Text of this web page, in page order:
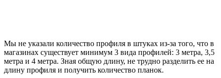
Мы не указали количество профиля в штуках из-за того, что в
магазинах существует минимум 3 вида профилей: 3 метра, 3,5
метра и 4 метра. Зная общую длину, не трудно разделить ее на
длину профиля и получить количество планок.